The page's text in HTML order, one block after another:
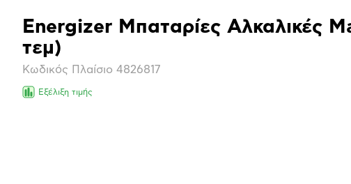
Βασικά
χαρακτηριστικά
Energizer Μπαταρίες Αλκαλικές
τεμ)
Κωδικός Πλαίσιο 4826817
Εξέλιξη τιμής